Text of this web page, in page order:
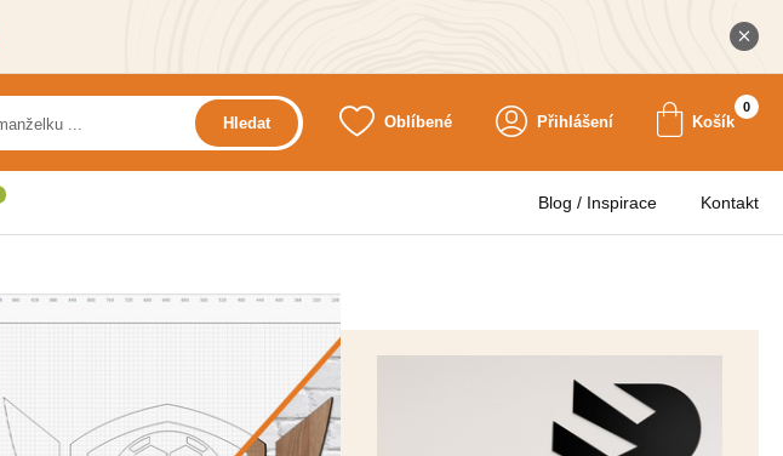
Hledat Oblíbené Přihlášení Košík
0
Blog / Inspirace Kontakt